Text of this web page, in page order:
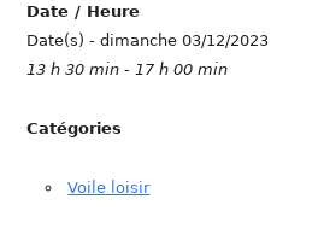
Date / Heure
Date(s) - dimanche 03/12/2023
13 h 30 min - 17 h 00 min
Catégories
Voile loisir